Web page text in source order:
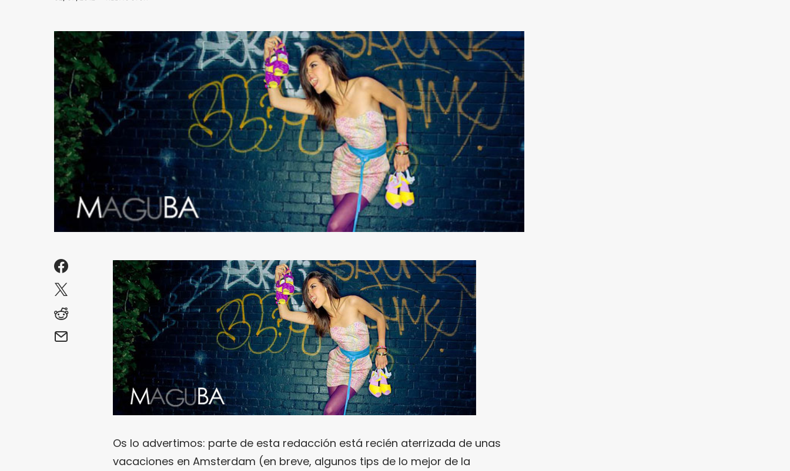
Os lo advertimos: parte de esta redacción está recién aterrizada de unas
vacaciones en Amsterdam (en breve, algunos tips de lo mejor de la